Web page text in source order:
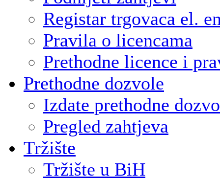
Registar trgovaca el.
Pravila o licencama
Prethodne licence i
Prethodne dozvole
Izdate prethodne
Pregled zahtjeva
Tržište
Tržište u BiH